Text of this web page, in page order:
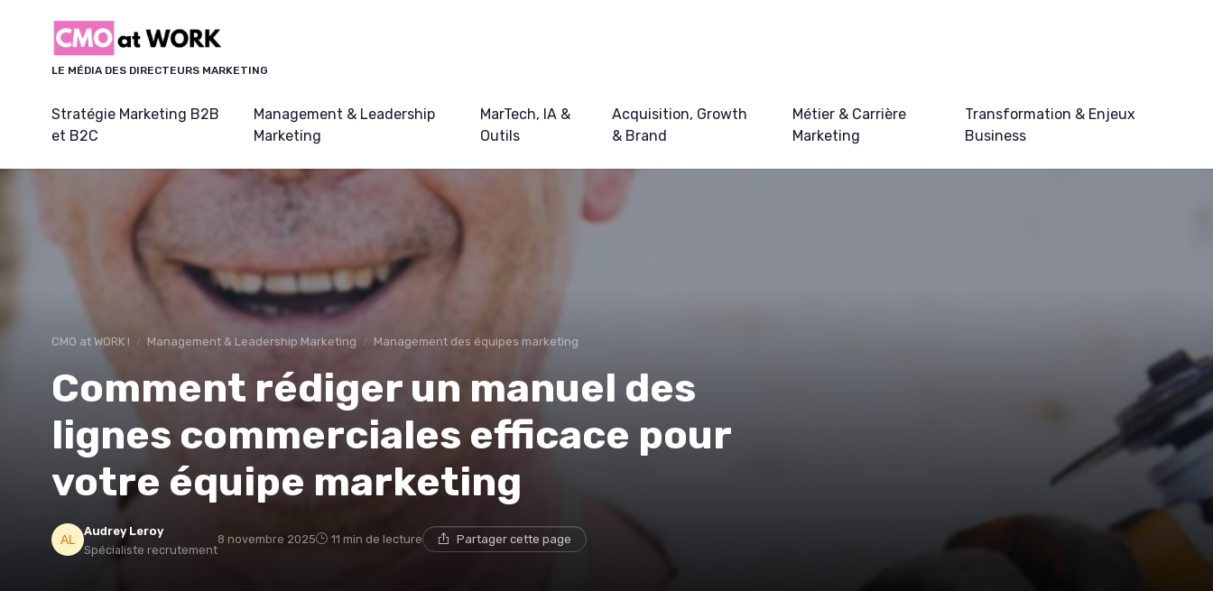
LE MÉDIA DES DIRECTEURS MARKETING
Stratégie Marketing B2B
et B2C
Management & Leadership
Marketing
MarTech, IA &
Outils
Acquisition, Growth
& Brand
Métier & Carrière
Marketing
Transformation & Enjeux
Business
CMO at WORK ! Management & Leadership Marketing Management des équipes marketing
Comment rédiger un manuel des
lignes commerciales efficace pour
votre équipe marketing
Audrey Leroy
Spécialiste recrutement
8 novembre 2025 11 min de lecture Partager cette page